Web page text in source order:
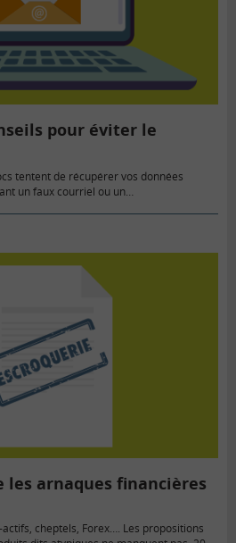
pour éviter le
tentent de récupérer vos données
un faux courriel ou un…
les arnaques financières
cheptels, Forex…. Les propositions